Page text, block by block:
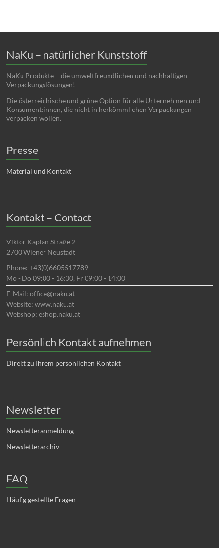
NaKu – natürlicher Kunststoff
NaKu Produkte – die umweltfreundlichen und nachhaltigen
Verpackungslösungen!
Die österreichische und grüne Option für alle Unternehmen und
Konsument:innen, die nicht in herkömmlichen Verpackungen
verpacken wollen.
Presse
Material und Kontakt
Kontakt – Contact
Viktor Kaplan Straße 2
2700 Wiener Neustadt
Phone: +43(0)6605517789
Mo - Do 09:00 - 16:00, Fr 09:00 - 14:00
E-Mail: office@naku.at
Website: www.naku.at
Webshop: eshop.naku.at
Persönlich Kontakt aufnehmen
Direkt zu Ihrem persönlichen Kontakt
Newsletter
Newsletteranmeldung
Newsletterarchiv
FAQ
Häufig gestellte Fragen